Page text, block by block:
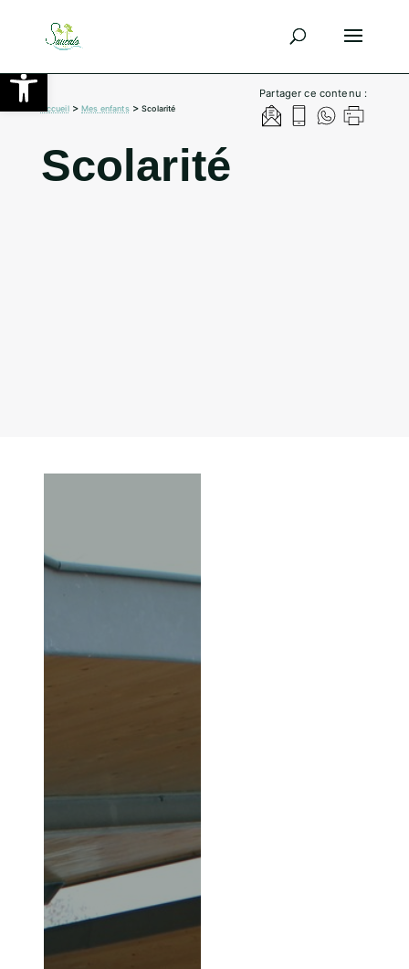
Ouvrir la barre d’outils
Partager ce contenu :
Accueil>Mes enfants>Scolarité
Scolarité